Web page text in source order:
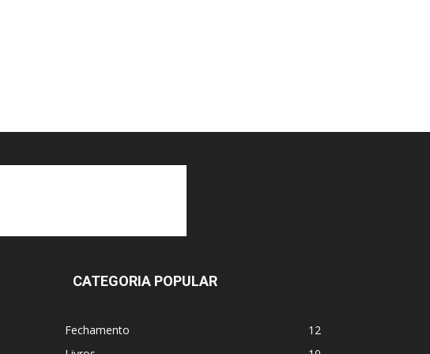
CATEGORIA POPULAR
Fechamento
12